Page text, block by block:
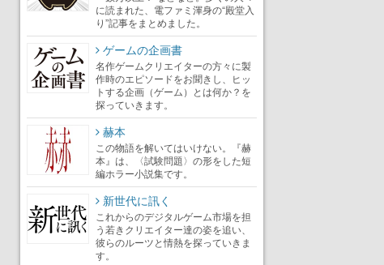
に読まれた、電ファミ渾身の“殿堂入
り”記事をまとめました。
ゲームの企画書
名作ゲームクリエイターの方々に製
作時のエピソードをお聞きし、ヒッ
トする企画（ゲーム）とは何か？を
探っていきます。
赫本
この物語を解いてはいけない。『赫
本』は、〈試験問題〉の形をした短
編ホラー小説集です。
新世代に訊く
これからのデジタルゲーム市場を担
う若きクリエイター達の姿を追い、
彼らのルーツと情熱を探っていきま
す。